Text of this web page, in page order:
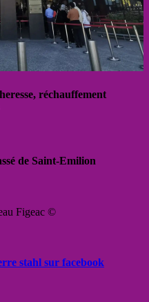
réchauffement
de Saint-Emilion
Figeac ©
stahl sur facebook